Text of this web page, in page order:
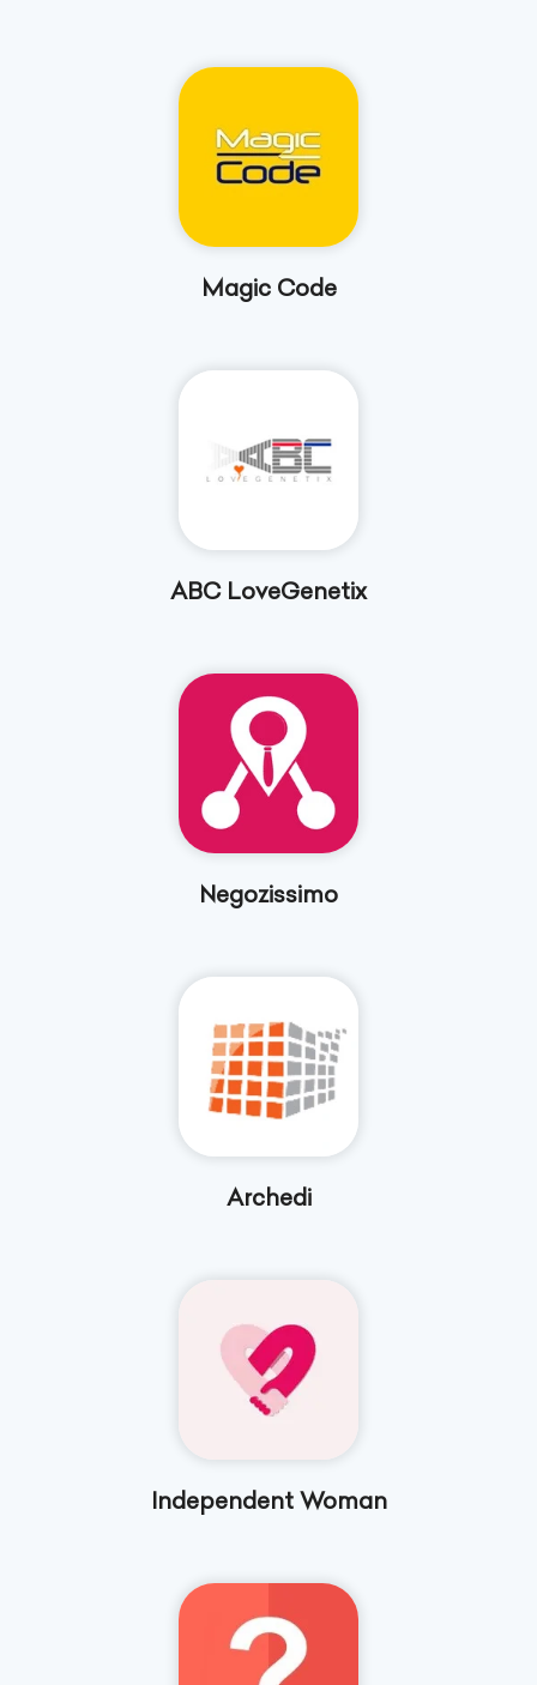
Magic Code
ABC LoveGenetix
Negozissimo
Archedi
Independent Woman